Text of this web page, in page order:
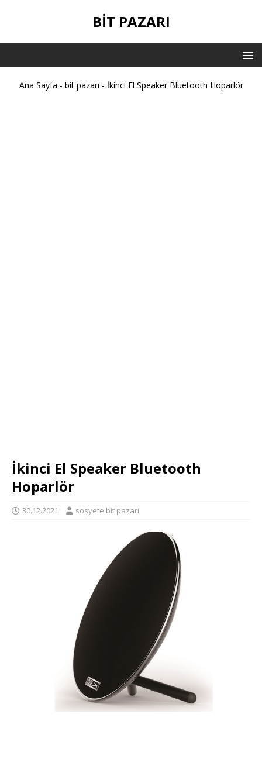
BIT PAZARI
Ana Sayfa - bit pazarı - İkinci El Speaker Bluetooth Hoparlör
İkinci El Speaker Bluetooth
Hoparlör
30.12.2021 sosyete bit pazari